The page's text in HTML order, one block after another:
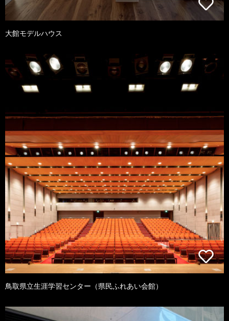
大館モデルハウス
鳥取県立生涯学習センター（県民ふれあい会館）